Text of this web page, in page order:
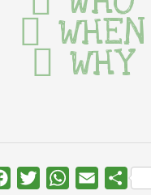
WHEN
WHY
FacebookTwitterWhatsApp
Email Share